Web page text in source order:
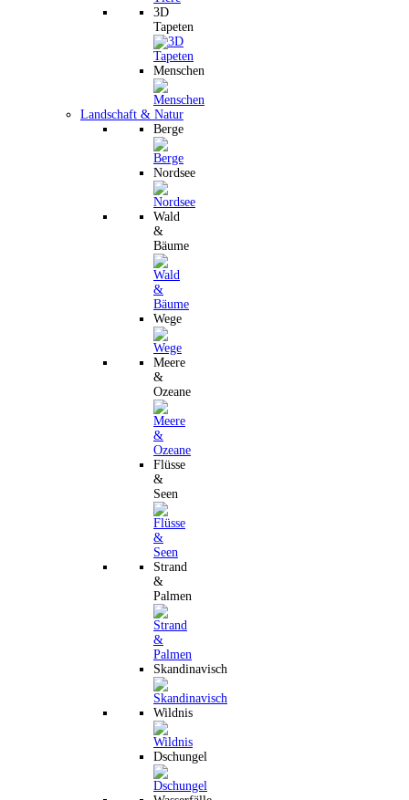
3D
Tapeten
Menschen
Landschaft & Natur
Berge
Nordsee
Wald
&
Bäume
Wege
Meere
&
Ozeane
Flüsse
&
Seen
Strand
&
Palmen
Skandinavisch
Wildnis
Dschungel